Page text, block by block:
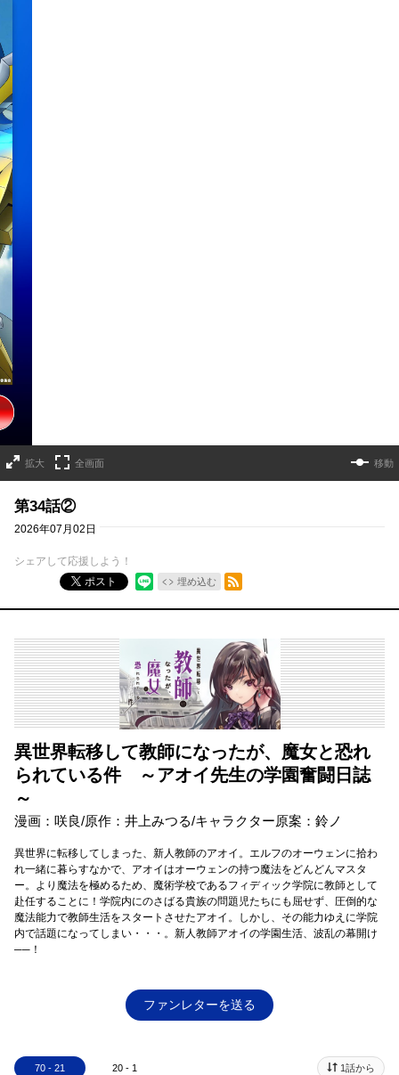
拡大 全画面 移動
第34話②
2026年07月02日
シェアして応援しよう！
ポスト
埋め込む
RSSフィード
異世界転移して教師になったが、魔女と恐れ
られている件 ～アオイ先生の学園奮闘日誌
～
漫画：咲良/原作：井上みつる/キャラクター原案：鈴ノ
異世界に転移してしまった、新人教師のアオイ。エルフのオーウェンに拾わ
れ一緒に暮らすなかで、アオイはオーウェンの持つ魔法をどんどんマスタ
ー。より魔法を極めるため、魔術学校であるフィディック学院に教師として
赴任することに！学院内にのさばる貴族の問題児たちにも屈せず、圧倒的な
魔法能力で教師生活をスタートさせたアオイ。しかし、その能力ゆえに学院
内で話題になってしまい・・・。新人教師アオイの学園生活、波乱の幕開け
──！
ファンレターを送る
70 - 21 20 - 1 1話から